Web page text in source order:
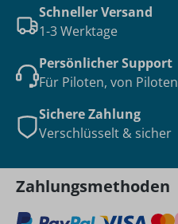
Schneller Versand
1-3 Werktage
Persönlicher Support
Für Piloten, von Piloten
Sichere Zahlung
Verschlüsselt & sicher
Zahlungsmethoden